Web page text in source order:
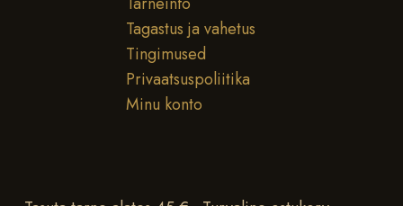
Tagastus ja vahetus
Tingimused
Privaatsuspoliitika
Minu konto